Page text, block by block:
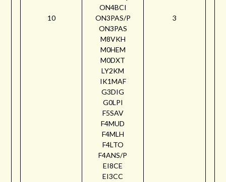
10
ON4BCI
ON3PAS/P
ON3PAS
M8VKH
M0HEM
M0DXT
LY2KM
IK1MAF
G3DIG
G0LPI
F5SAV
F4MUD
F4MLH
F4LTO
F4ANS/P
EI8CE
EI3CC
3